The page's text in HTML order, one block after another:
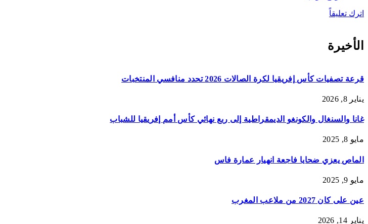
اترك تعليقاً
الأخيرة
قرعة تصفيات كأس إفريقيا لكرة الصالات 2026 تحدد منافسي المنتخبات
يناير 8, 2026
غانا والسنغال والكونغو الديمقراطية إلى ربع نهائي كأس أمم إفريقيا للشباب
مايو 8, 2025
الماص يعزي ضحايا فاجعة انهيار عمارة فاس
مايو 9, 2025
عين على كان 2027 من ملاعب المغرب
يناير 14, 2026